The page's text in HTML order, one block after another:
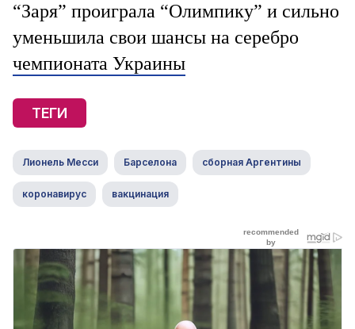
“Заря” проиграла “Олимпику” и сильно
уменьшила свои шансы на серебро
чемпионата Украины
ТЕГИ
Лионель Месси Барселона сборная Аргентины
коронавирус вакцинация